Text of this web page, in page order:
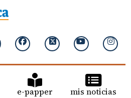
e-papper mis noticias